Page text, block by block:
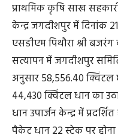
प्राथमिक कृषि साख
केन्द्र जगदीशपुर में दिनांक
एसडीएम पिथौरा श्री बजरंग
सत्यापन में जगदीशपुर
अनुसार 58,556.40
44,430 क्विंटल धान का
धान उपार्जन केन्द्र में
पैकेट धान 22 स्टेक पर होना